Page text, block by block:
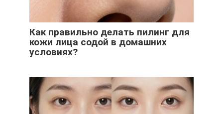
Как правильно делать пилинг для
кожи лица содой в домашних
условиях?